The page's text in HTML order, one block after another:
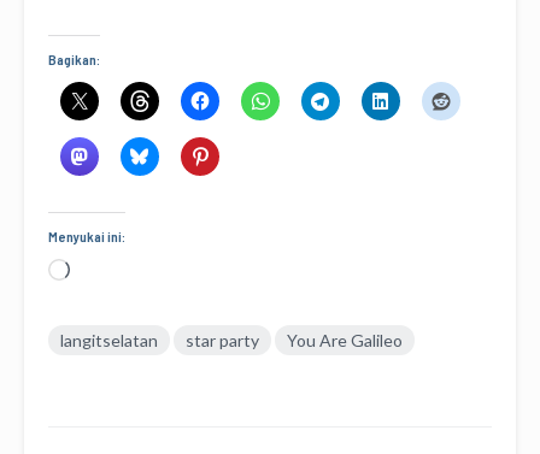
Bagikan:
Menyukai ini:
Memuat...
langitselatan star party You Are Galileo